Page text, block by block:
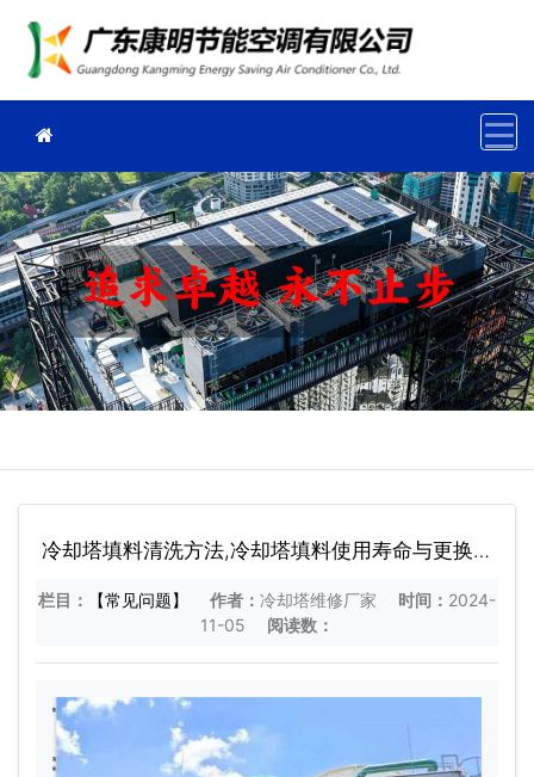
冷却塔填料清洗方法,冷却塔填料使用寿命与更换流
栏目： 【常见问题】 作者： 冷却塔维修厂家 时间： 2024-
11-05
阅读数：